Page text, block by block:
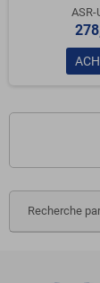
Recherche
ASR-